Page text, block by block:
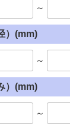
～
）(mm)
～
）(mm)
～